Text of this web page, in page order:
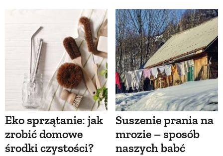
Eko sprzątanie: jak
zrobić domowe
środki czystości?
Suszenie prania na
mrozie – sposób
naszych babć